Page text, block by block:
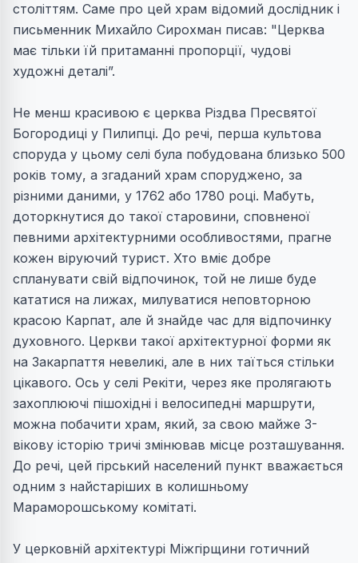
століттям. Саме про цей храм відомий дослідник і
письменник Михайло Сирохман писав: "Церква
має тільки їй притаманні пропорції, чудові
художні деталі”.
Не менш красивою є церква Різдва Пресвятої
Богородиці у Пилипці. До речі, перша культова
споруда у цьому селі була побудована близько 500
років тому, а згаданий храм споруджено, за
різними даними, у 1762 або 1780 році. Мабуть,
доторкнутися до такої старовини, сповненої
певними архітектурними особливостями, прагне
кожен віруючий турист. Хто вміє добре
спланувати свій відпочинок, той не лише буде
кататися на лижах, милуватися неповторною
красою Карпат, але й знайде час для відпочинку
духовного. Церкви такої архітектурної форми як
на Закарпаття невеликі, але в них таїться стільки
цікавого. Ось у селі Рекіти, через яке пролягають
захоплюючі пішохідні і велосипедні маршрути,
можна побачити храм, який, за свою майже 3-
вікову історію тричі змінював місце розташування.
До речі, цей гірський населений пункт вважається
одним з найстаріших в колишньому
Мараморошському комітаті.
У церковній архітектурі Міжгірщини готичний